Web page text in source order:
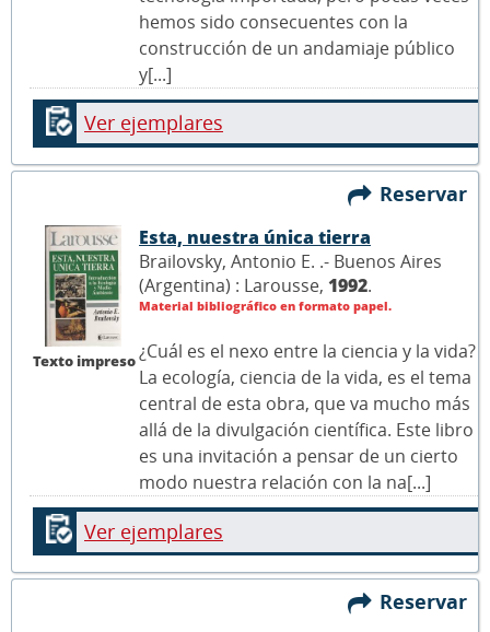
hemos sido consecuentes con la
construcción de un andamiaje público
y[...]
Ver ejemplares
Reservar
Texto impreso
Esta, nuestra única tierra
Brailovsky, Antonio E. .- Buenos Aires
(Argentina) : Larousse, 1992.
Material bibliográfico en formato papel.
¿Cuál es el nexo entre la ciencia y la vida?
La ecología, ciencia de la vida, es el tema
central de esta obra, que va mucho más
allá de la divulgación científica. Este libro
es una invitación a pensar de un cierto
modo nuestra relación con la na[...]
Ver ejemplares
Reservar